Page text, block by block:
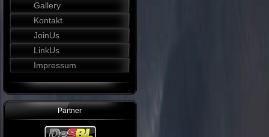
Gallery
Kontakt
JoinUs
LinkUs
Impressum
Partner